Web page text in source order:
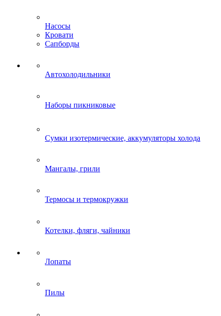
Насосы
Кровати
Сапборды
Автохолодильники
Наборы пикниковые
Сумки изотермические, аккумуляторы холода
Мангалы, грили
Термосы и термокружки
Котелки, фляги, чайники
Лопаты
Пилы